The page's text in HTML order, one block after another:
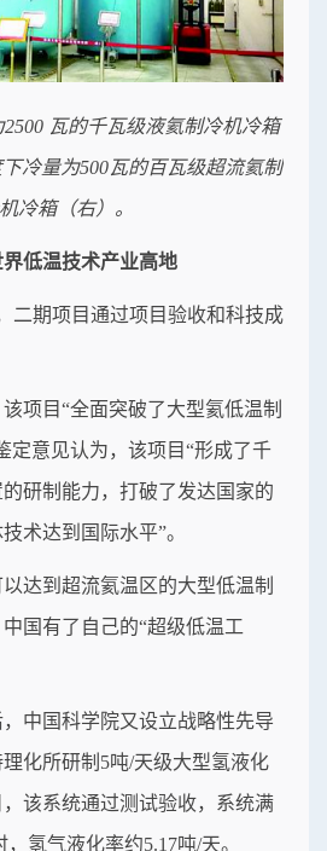
瓦的千瓦级液氦制冷机冷箱
冷量为500瓦的百瓦级超流氦制
冷箱（右）。
低温技术产业高地
二期项目通过项目验收和科技成
项目“全面突破了大型氦低温制
定意见认为，该项目“形成了千
研制能力，打破了发达国家的
术达到国际水平”。
达到超流氦温区的大型低温制
国有了自己的“超级低温工
中国科学院又设立战略性先导
化所研制5吨/天级大型氢液化
，该系统通过测试验收，系统满
氢气液化率约5.17吨/天。